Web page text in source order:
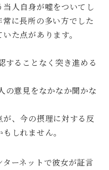
人自身が嘘をついてし
に長所の多い方でした
た点があります。
することなく突き進める
の意見をなかなか聞かな
、今の摂理に対する反
しれません。
ーネットで彼女が証言